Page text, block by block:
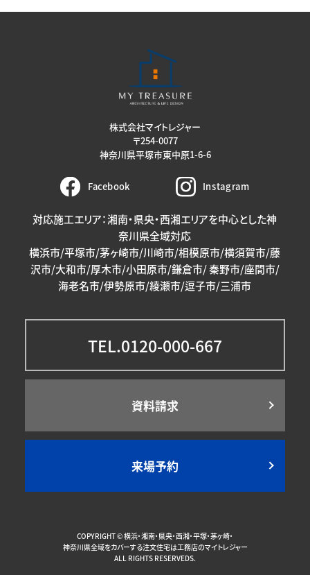
株式会社マイトレジャー
〒254-0077
神奈川県平塚市東中原1-6-6
Facebook Instagram
対応施工エリア：湘南・県央・西湘エリアを中心とした神
奈川県全域対応
横浜市/平塚市/茅ヶ崎市/川崎市/相模原市/横須賀市/藤
沢市/大和市/厚木市/小田原市/鎌倉市/ 秦野市/座間市/
海老名市/伊勢原市/綾瀬市/逗子市/三浦市
TEL.0120-000-667
資料請求
来場予約
COPYRIGHT ©横浜・湘南・県央・西湘・平塚・茅ヶ崎・
神奈川県全域をカバーする注文住宅は工務店のマイトレジャー
ALL RIGHTS RESERVEDS.